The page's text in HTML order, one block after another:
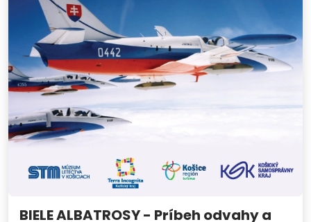
BIELE ALBATROSY - Príbeh odvahy a